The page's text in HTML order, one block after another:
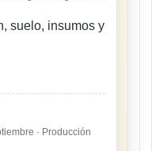
suelo, insumos y
· Producción